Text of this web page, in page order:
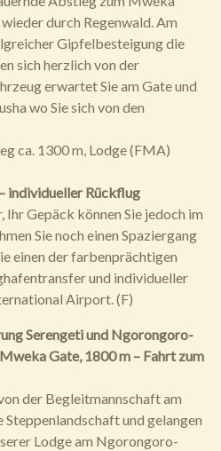
durch Regenwald. Am
Gipfelbesteigung die
sich herzlich von der
erwartet Sie am Gate und
wo Sie sich von den
ca. 1300 m, Lodge (FMA)
individueller Rückflug
Gepäck können Sie jedoch im
Sie noch einen Spaziergang
einen der farbenprächtigen
und individueller
Airport. (F)
Serengeti und Ngorongoro-
Gate, 1800 m – Fahrt zum
der Begleitmannschaft am
und gelangen
Lodge am Ngorongoro-